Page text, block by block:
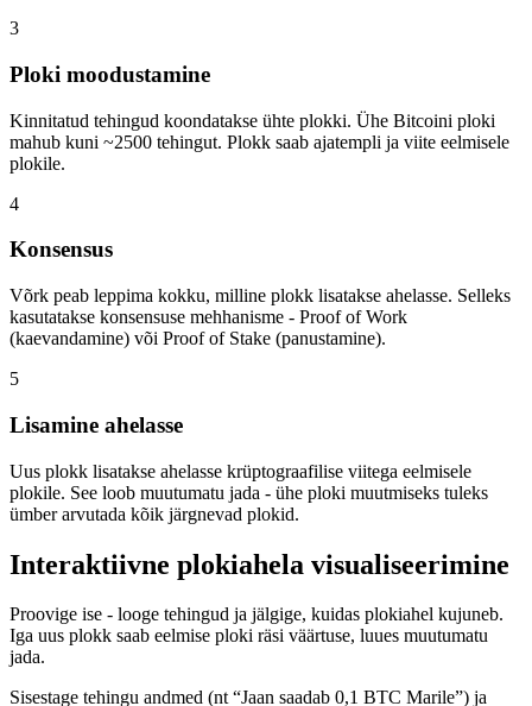
3
Ploki moodustamine
Kinnitatud tehingud koondatakse ühte plokki. Ühe Bitcoini ploki
mahub kuni ~2500 tehingut. Plokk saab ajatempli ja viite eelmisele
plokile.
4
Konsensus
Võrk peab leppima kokku, milline plokk lisatakse ahelasse. Selleks
kasutatakse konsensuse mehhanisme - Proof of Work
(kaevandamine) või Proof of Stake (panustamine).
5
Lisamine ahelasse
Uus plokk lisatakse ahelasse krüptograafilise viitega eelmisele
plokile. See loob muutumatu jada - ühe ploki muutmiseks tuleks
ümber arvutada kõik järgnevad plokid.
Interaktiivne plokiahela visualiseerimine
Proovige ise - looge tehingud ja jälgige, kuidas plokiahel kujuneb.
Iga uus plokk saab eelmise ploki räsi väärtuse, luues muutumatu
jada.
Sisestage tehingu andmed (nt “Jaan saadab 0,1 BTC Marile”) ja